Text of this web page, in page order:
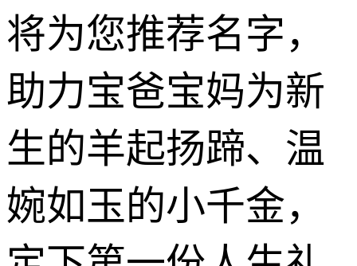
将为您推荐名字，
助力宝爸宝妈为新
生的羊起扬蹄、温
婉如玉的小千金，